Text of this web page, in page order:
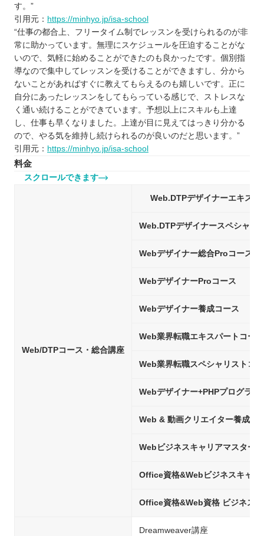
す。”
引用元： https://minhyo.jp/isa-school
“仕事の都合上、フリータイム制でレッスンを受けられるのが非
常に助かっています。無理にスケジュールを圧迫することがな
いので、気軽に始めることができたのも良かったです。個別指
導なので集中してレッスンを受けることができますし、分から
ないことがあればすぐに教えてもらえるのも嬉しいです。正に
自分にあったレッスンをしてもらっている感じで、ストレスな
く通い続けることができています。予想以上にスキルも上達
し、仕事も早くなりました。上達が目に見えてはっきり分かる
ので、やる気を維持し続けられるのが良いのだと思います。”
引用元： https://minhyo.jp/isa-school
料金
スクロールできます
Web/DTPコース・総合講座
Web.DTPデザイナーエキスパ
Web.DTPデザイナースペシャリ
Webデザイナー総合Proコース
WebデザイナーProコース
Webデザイナー養成コース
Web業界転職エキスパートコース
Web業界転職スペシャリストコ
Webデザイナー+PHPプログラマ
Web & 動画クリエイター養成コ
Webビジネスキャリアマスター
Office資格&Webビジネスキャリ
Office資格&Web資格 ビジネス
Dreamweaver講座